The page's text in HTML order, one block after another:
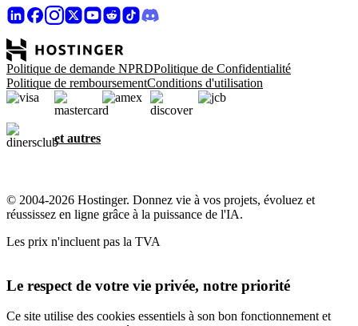
Politique de demande NPRDPolitique de Confidentialité
Politique de remboursementConditions d'utilisation
et autres
© 2004-2026 Hostinger. Donnez vie à vos projets, évoluez et
réussissez en ligne grâce à la puissance de l'IA.
Les prix n'incluent pas la TVA
Le respect de votre vie privée, notre priorité
Ce site utilise des cookies essentiels à son bon fonctionnement et